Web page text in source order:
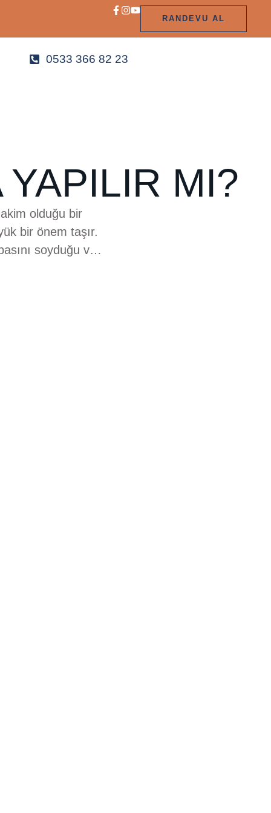
RANDEVU AL
0533 366 82 23
MI?
olduğu bir
bir önem taşır.
soyduğu ve